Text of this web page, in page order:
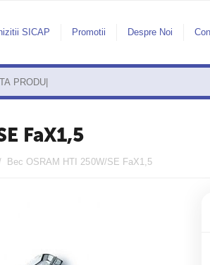
SICAP Promotii Despre Noi
FaX1,5
Bec OSRAM HTI 250W/SE FaX1,5